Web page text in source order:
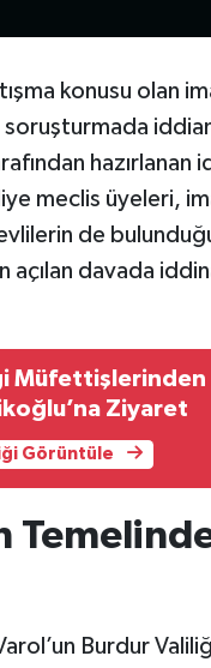
konusu olan
soruşturmada
meclis üyeleri,
de
açılan davada
Müfettişlerinden
Ziyaret
Görüntüle
Burdur